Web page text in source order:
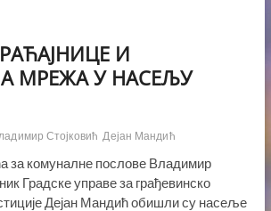
И
МРЕЖА У НАСЕЉУ
Стојковић Дејан Мандић
за комуналне послове Владимир
Градске управе за грађевинско
Дејан Мандић обишли су насеље